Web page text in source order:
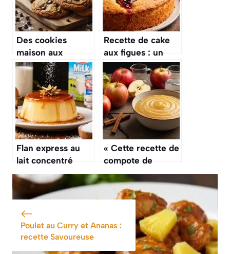
Des cookies
maison aux
pépites de
chocolat, sains,
sans sucre raffiné,
à congeler pour la
semaine : la
recette géniale de
Nina Métayer
Recette de cake
aux figues : un
délice sucré
Flan express au
lait concentré
sucré : recette
rapide et facile
« Cette recette de
compote de
pommes sans
sucre ajouté est si
bonne que même
les enfants n’y
voient que du feu
Poulet au Curry et Ananas :
recette Savoureuse